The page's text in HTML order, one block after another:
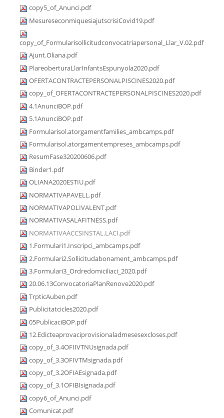
copy5_of_Anunci.pdf
MesureseconmiquesiajutscrisiCovid19.pdf
copy_of_Formularisollicitudconvocatriapersonal_Llar_V.02.pdf
Ajunt.Oliana.pdf
PlareoberturaLlarInfantsEspunyola2020.pdf
OFERTACONTRACTEPERSONALPISCINES2020.pdf
copy_of_OFERTACONTRACTEPERSONALPISCINES2020.pdf
4.1AnunciBOP.pdf
5.1AnunciBOP.pdf
Formularisol.atorgamentfamilies_ambcamps.pdf
Formularisol.atorgamentempreses_ambcamps.pdf
ResumFase320200606.pdf
Binder1.pdf
OLIANA2020ESTIU.pdf
NORMATIVAPAVELL.pdf
NORMATIVAPOLIVALENT.pdf
NORMATIVASALAFITNESS.pdf
NORMATIVAACCSINSTAL.LACI.pdf
1.Formulari1.Inscripci_ambcamps.pdf
2.Formulari2.Sollicitudabonament_ambcamps.pdf
3.Formulari3_Ordredomiciliaci_2020.pdf
20.06.13ConvocatoriaPlanRenove2020.pdf
TrpticAuben.pdf
Publicitatcicles2020.pdf
05PublicaciBOP.pdf
12.Edicteaprovaciprovisionaladmesesexcloses.pdf
copy_of_3.4OFIIVTNUsignada.pdf
copy_of_3.3OFIVTMsignada.pdf
copy_of_3.2OFIAEsignada.pdf
copy_of_3.1OFIBIsignada.pdf
copy6_of_Anunci.pdf
Comunicat.pdf